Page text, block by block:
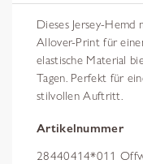
Dieses Jersey-
Allover-Print für
elastische Material
Tagen. Perfekt für
stilvollen Auftritt.
Artikelnummer
28440414*011